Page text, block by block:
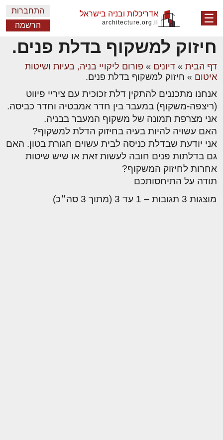
☰ אדריכלות ובניה בישראל
architecture.org.il
התחברות
הרשמה
חיזוק למשקוף בדלת פנים.
דף הבית » דיונים » פורום ליקויי בניה, בעיות ושיטות
איטום » חיזוק למשקוף בדלת פנים.
אנחנו מתכננים להתקין דלת זכוכית עם ציריי פיווט
(ריצפה-משקוף) במעבר בין חדר אמבטיה וחדר כביסה.
אני מצרפת תמונה של משקוף המעבר בבניה.
האם עשויה להיות בעיה בחיזוק הדלת למשקוף?
אני יודעת שבדלת כניסה לבית עשוים חגורת בטון. האם
גם בדלתות פנים חובה לעשות זאת או שיש שיטות
אחרות לחיזוק המשקוף?
תודה על התיחסותכם
מוצגות 3 תגובות – 1 עד 3 (מתוך 3 סה״כ)